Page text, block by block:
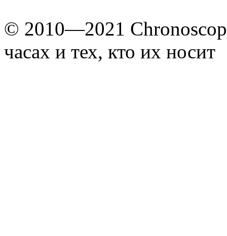
© 2010—2021
часах и тех, кто их носит